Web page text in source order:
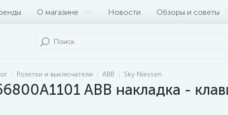
О магазине Новости Обзоры и советы
Розетки и выключатели ABB Sky Niessen
ABB накладка -